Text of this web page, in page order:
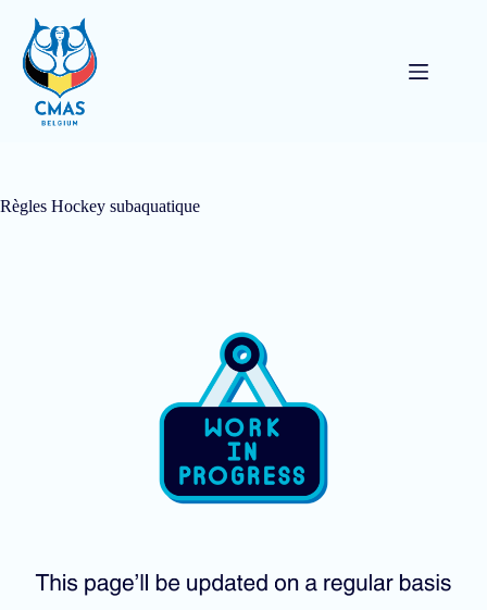
Règles Hockey subaquatique